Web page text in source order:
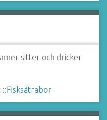
sitter och dricker
::Fisksätrabor